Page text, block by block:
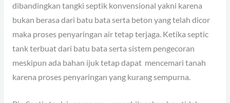
dibandingkan tangki septik konvensional yakni karena
bukan berasa dari batu bata serta beton yang telah dicor
maka proses penyaringan air tetap terjaga. Ketika septic
tank terbuat dari batu bata serta sistem pengecoran
meskipun ada bahan ijuk tetap dapat mencemari tanah
karena proses penyaringan yang kurang sempurna.